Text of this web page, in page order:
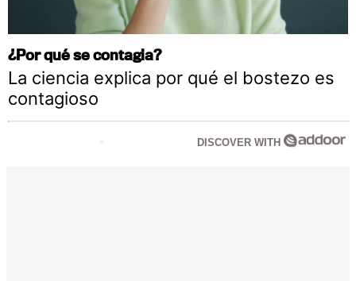
¿Por qué se contagia?
La ciencia explica por qué el bostezo es
contagioso
DISCOVER WITH